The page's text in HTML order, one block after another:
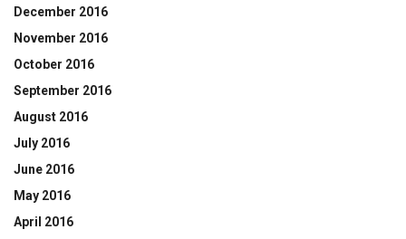
December 2016
November 2016
October 2016
September 2016
August 2016
July 2016
June 2016
May 2016
April 2016